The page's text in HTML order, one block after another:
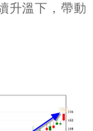
升溫下，帶動